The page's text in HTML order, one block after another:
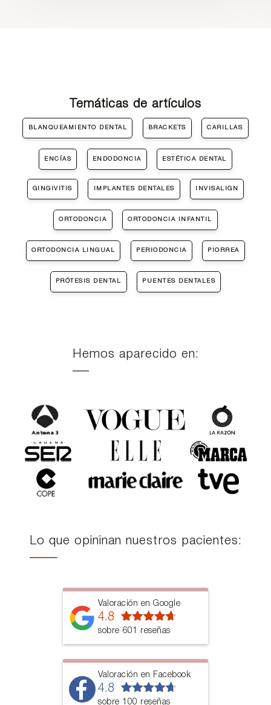
Temáticas de artículos
BLANQUEAMIENTO DENTAL BRACKETS CARILLAS
ENCÍAS ENDODONCIA ESTÉTICA DENTAL
GINGIVITIS IMPLANTES DENTALES INVISALIGN
ORTODONCIA ORTODONCIA INFANTIL
ORTODONCIA LINGUAL PERIODONCIA PIORREA
PRÓTESIS DENTAL PUENTES DENTALES
Hemos aparecido en:
Lo que opininan nuestros pacientes:
Valoración en Google
4.8
sobre 601 reseñas
Valoración en Facebook
4.8
sobre 100 reseñas